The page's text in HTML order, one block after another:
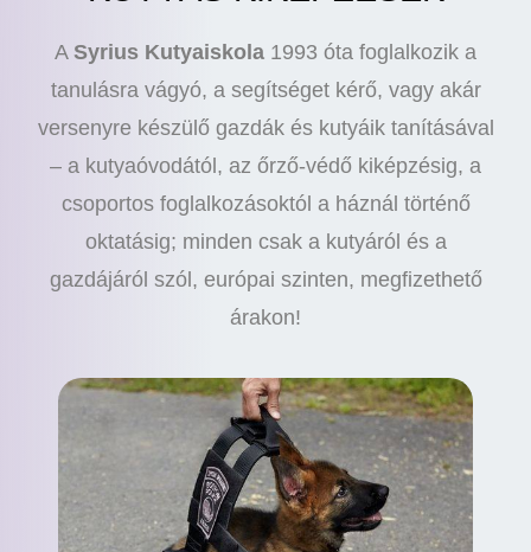
A Syrius Kutyaiskola 1993 óta foglalkozik a
tanulásra vágyó, a segítséget kérő, vagy akár
versenyre készülő gazdák és kutyáik tanításával
– a kutyaóvodától, az őrző-védő kiképzésig, a
csoportos foglalkozásoktól a háznál történő
oktatásig; minden csak a kutyáról és a
gazdájáról szól, európai szinten, megfizethető
árakon!